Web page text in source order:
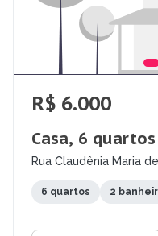
R$ 6.000
Casa, 6 quartos
Rua Claudênia Maria
6 quartos 2